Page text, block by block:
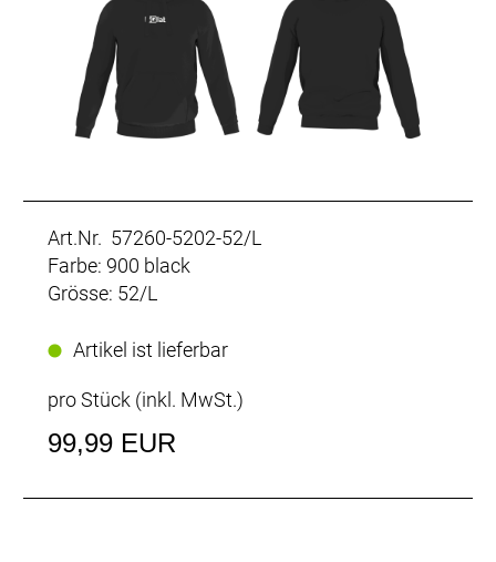
Art.Nr. 57260-5202-52/L
Farbe: 900 black
Grösse: 52/L
Artikel ist lieferbar
pro Stück (inkl. MwSt.)
99,99 EUR